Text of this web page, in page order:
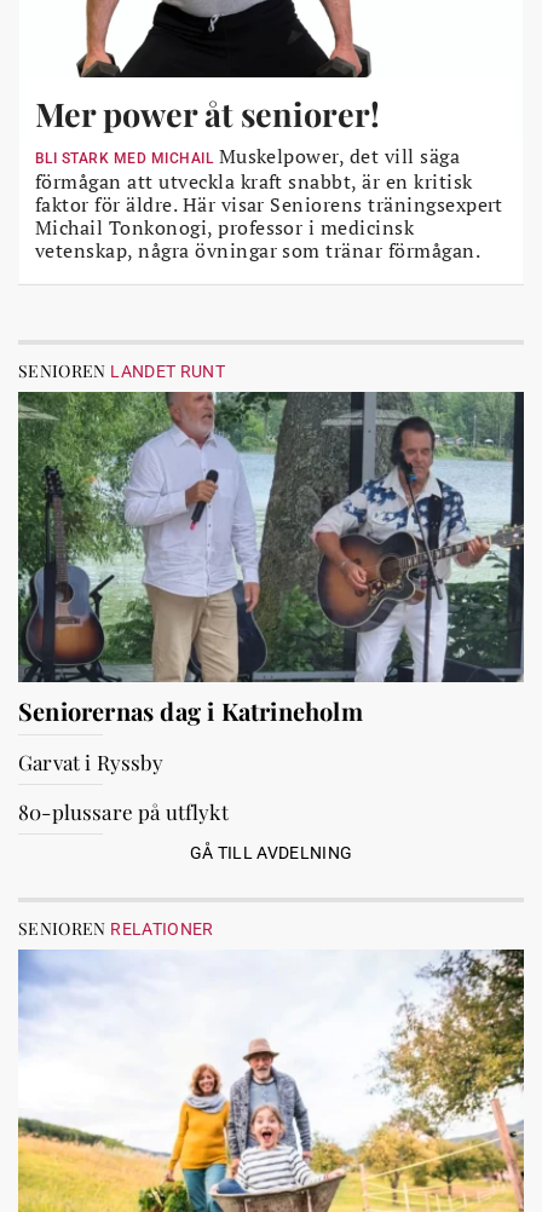
Mer power åt seniorer!
BLI STARK MED MICHAILMuskelpower, det vill säga
förmågan att utveckla kraft snabbt, är en kritisk
faktor för äldre. Här visar Seniorens träningsexpert
Michail Tonkonogi, professor i medicinsk
vetenskap, några övningar som tränar förmågan.
SENIOREN LANDET RUNT
Seniorernas dag i Katrineholm
Garvat i Ryssby
80-plussare på utflykt
GÅ TILL AVDELNING
SENIOREN RELATIONER